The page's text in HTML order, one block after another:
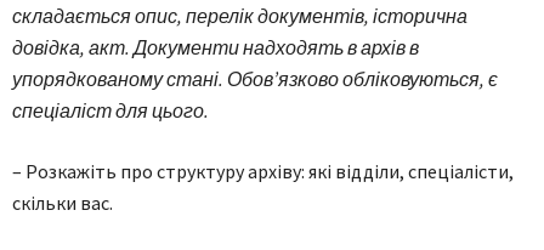
складається опис, перелік документів, історична
довідка, акт. Документи надходять в архів в
упорядкованому стані. Обов’язково обліковуються, є
спеціаліст для цього.
– Розкажіть про структуру архіву: які відділи, спеціалісти,
скільки вас.